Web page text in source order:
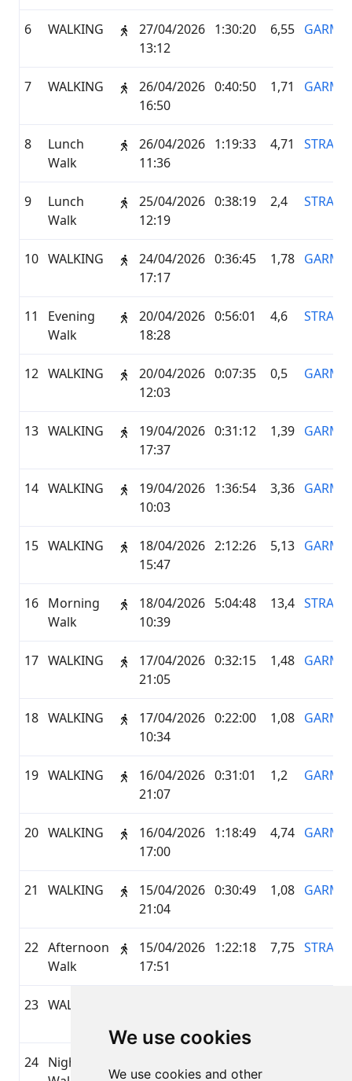
We use cookies
We use cookies and other
6 WALKING
27/04/2026
13:12
1:30:20 6,55
7 WALKING
26/04/2026
16:50
0:40:50 1,71
8
Lunch
Walk
26/04/2026
11:36
1:19:33 4,71 STRAVA
9
Lunch
Walk
25/04/2026
12:19
0:38:19 2,4 STRAVA
10 WALKING
24/04/2026
17:17
0:36:45 1,78
11
Evening
Walk
20/04/2026
18:28
0:56:01 4,6 STRAVA
12 WALKING
20/04/2026
12:03
0:07:35 0,5
13 WALKING
19/04/2026
17:37
0:31:12 1,39
14 WALKING
19/04/2026
10:03
1:36:54 3,36
15 WALKING
18/04/2026
15:47
2:12:26 5,13
16 Morning
Walk
18/04/2026
10:39
5:04:48 13,4 STRAVA
17 WALKING
17/04/2026
21:05
0:32:15 1,48
18 WALKING
17/04/2026
10:34
0:22:00 1,08
19 WALKING
16/04/2026
21:07
0:31:01 1,2
20 WALKING
16/04/2026
17:00
1:18:49 4,74
21 WALKING
15/04/2026
21:04
0:30:49 1,08
22 Afternoon
Walk
15/04/2026
17:51
1:22:18 7,75 STRAVA
23 WALKING
24 Night